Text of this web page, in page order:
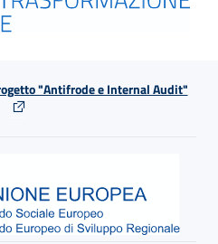
"Antifrode e Internal Audit"